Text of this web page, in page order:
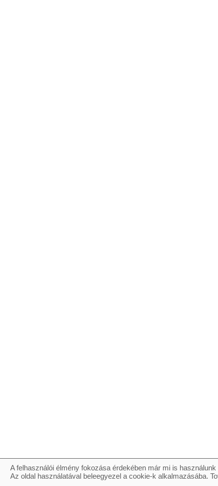
A felhasználói élmény fokozása érdekében már mi is
Az oldal használatával beleegyezel a cookie-k alkalmazásába.